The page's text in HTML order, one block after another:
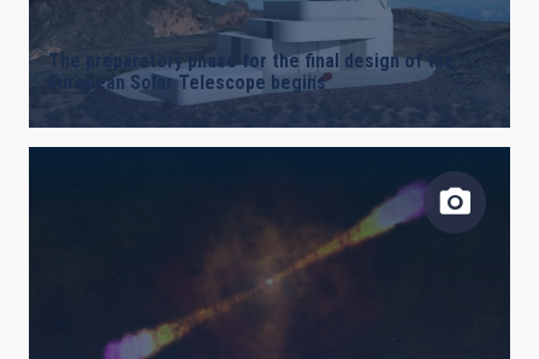
The preparatory phase for the final design of the
European Solar Telescope begins